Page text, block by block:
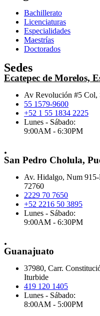
Bachillerato
Licenciaturas
Especialidades
Maestrías
Doctorados
Sedes
Ecatepec de Morelos,
Av Revolución #5 Col,
55 1579-9600
+52 1 55 1834 2225
Lunes - Sábado:
9:00AM - 6:30PM
.
San Pedro Cholula,
Av. Hidalgo, Num 915-
72760
2229 70 7650
+52 2216 50 3895
Lunes - Sábado:
9:00AM - 6:30PM
.
Guanajuato
37980, Carr.
Iturbide
419 120 1405
Lunes - Sábado:
8:00AM - 5:00PM